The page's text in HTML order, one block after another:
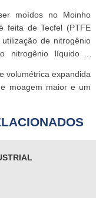
moídos no Moinho
feita de Tecfel (PTFE
de nitrogênio
nitrogênio líquido é
volumétrica expandida
moagem maior e um